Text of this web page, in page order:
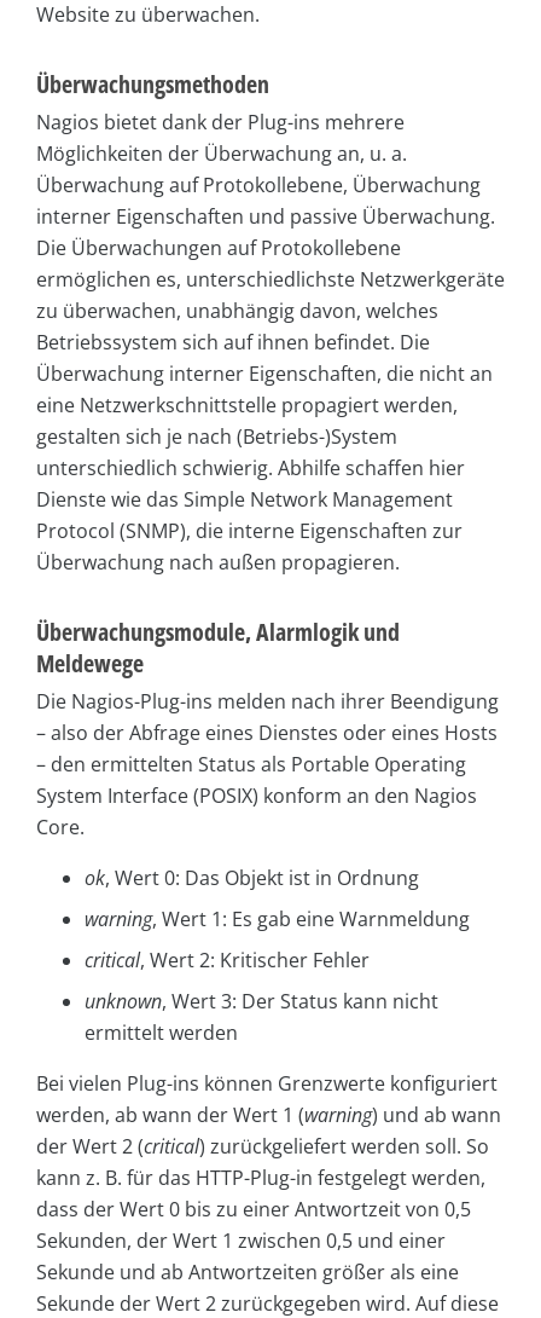
Website zu überwachen.
Überwachungsmethoden
Nagios bietet dank der Plug-ins mehrere
Möglichkeiten der Überwachung an, u. a.
Überwachung auf Protokollebene, Überwachung
interner Eigenschaften und passive Überwachung.
Die Überwachungen auf Protokollebene
ermöglichen es, unterschiedlichste Netzwerkgeräte
zu überwachen, unabhängig davon, welches
Betriebssystem sich auf ihnen befindet. Die
Überwachung interner Eigenschaften, die nicht an
eine Netzwerkschnittstelle propagiert werden,
gestalten sich je nach (Betriebs-)System
unterschiedlich schwierig. Abhilfe schaffen hier
Dienste wie das Simple Network Management
Protocol (SNMP), die interne Eigenschaften zur
Überwachung nach außen propagieren.
Überwachungsmodule, Alarmlogik und
Meldewege
Die Nagios-Plug-ins melden nach ihrer Beendigung
– also der Abfrage eines Dienstes oder eines Hosts
– den ermittelten Status als Portable Operating
System Interface (POSIX) konform an den Nagios
Core.
ok, Wert 0: Das Objekt ist in Ordnung
warning, Wert 1: Es gab eine Warnmeldung
critical, Wert 2: Kritischer Fehler
unknown, Wert 3: Der Status kann nicht
ermittelt werden
Bei vielen Plug-ins können Grenzwerte konfiguriert
werden, ab wann der Wert 1 (warning) und ab wann
der Wert 2 (critical) zurückgeliefert werden soll. So
kann z. B. für das HTTP-Plug-in festgelegt werden,
dass der Wert 0 bis zu einer Antwortzeit von 0,5
Sekunden, der Wert 1 zwischen 0,5 und einer
Sekunde und ab Antwortzeiten größer als eine
Sekunde der Wert 2 zurückgegeben wird. Auf diese